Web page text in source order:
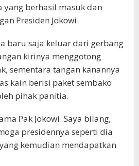
yang berhasil masuk dan
Presiden Jokowi.
baru saja keluar dari gerbang
kirinya menggotong
sementara tangan kanannya
kain berisi paket sembako
pihak panitia.
Pak Jokowi. Saya bilang,
presidennya seperti dia
kemudian mendapatkan